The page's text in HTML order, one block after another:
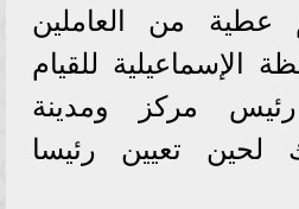
عطية من العاملين
الإسماعيلية للقيام
مركز ومدينة
لحين تعيين رئيسا